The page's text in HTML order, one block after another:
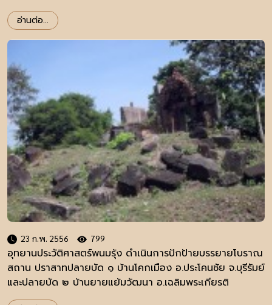
อ่านต่อ...
23 ก.พ. 2556 799
อุทยานประวัติศาสตร์พนมรุ้ง ดำเนินการปักป้ายบรรยายโบราณ
สถาน ปราสาทปลายบัด ๑ บ้านโคกเมือง อ.ประโคนชัย จ.บุรีรัมย์
และปลายบัด ๒ บ้านยายแย้มวัฒนา อ.เฉลิมพระเกียรติ
จ.บุรีรัมย์ และป้ายพ.ร.บ.โบราณสถาน โบราณวัตถุ ศิลปวัตถุ